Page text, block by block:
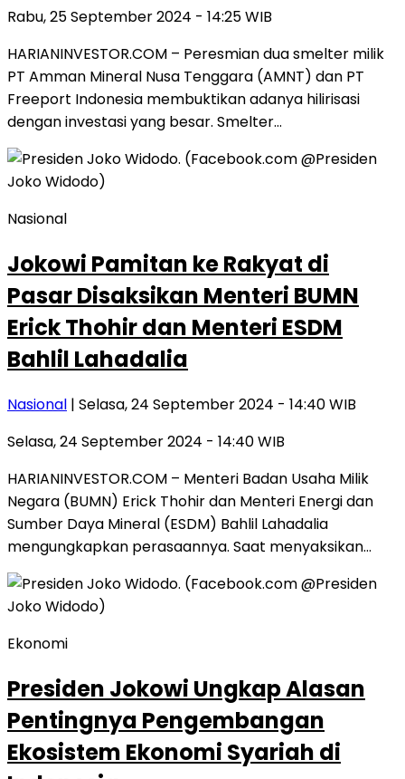
Rabu, 25 September 2024 - 14:25 WIB
HARIANINVESTOR.COM – Peresmian dua smelter milik
PT Amman Mineral Nusa Tenggara (AMNT) dan PT
Freeport Indonesia membuktikan adanya hilirisasi
dengan investasi yang besar. Smelter…
Nasional
Jokowi Pamitan ke Rakyat di
Pasar Disaksikan Menteri BUMN
Erick Thohir dan Menteri ESDM
Bahlil Lahadalia
Nasional | Selasa, 24 September 2024 - 14:40 WIB
Selasa, 24 September 2024 - 14:40 WIB
HARIANINVESTOR.COM – Menteri Badan Usaha Milik
Negara (BUMN) Erick Thohir dan Menteri Energi dan
Sumber Daya Mineral (ESDM) Bahlil Lahadalia
mengungkapkan perasaannya. Saat menyaksikan…
Ekonomi
Presiden Jokowi Ungkap Alasan
Pentingnya Pengembangan
Ekosistem Ekonomi Syariah di